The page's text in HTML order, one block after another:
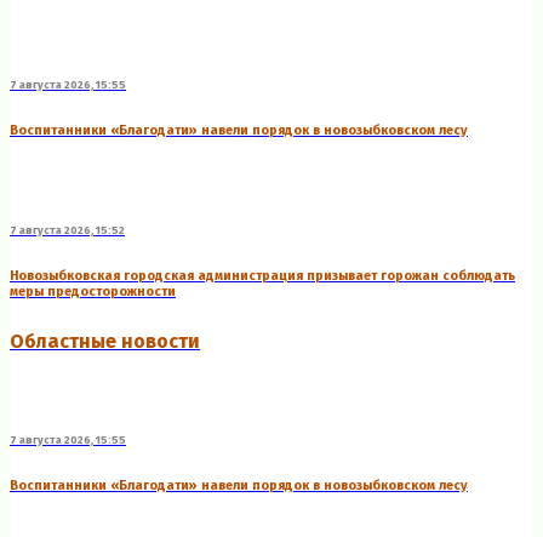
7 августа 2026, 15:55
Воспитанники «Благодати» навели порядок в новозыбковском лесу
7 августа 2026, 15:52
Новозыбковская городская администрация призывает горожан соблюдать
меры предосторожности
Областные новости
7 августа 2026, 15:55
Воспитанники «Благодати» навели порядок в новозыбковском лесу